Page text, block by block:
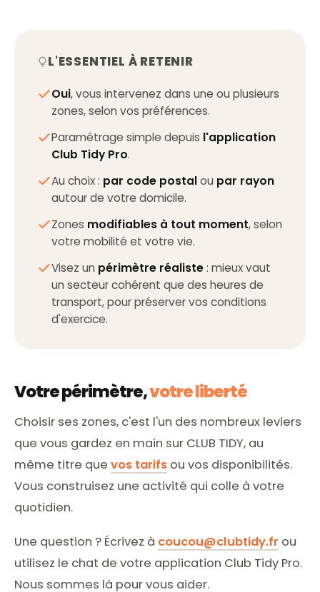
L'ESSENTIEL À RETENIR
Oui, vous intervenez dans une ou plusieurs
zones, selon vos préférences.
Paramétrage simple depuis l'application
Club Tidy Pro.
Au choix : par code postalou par rayon
autour de votre domicile.
Zones modifiables à tout moment, selon
votre mobilité et votre vie.
Visez un périmètre réaliste: mieux vaut
un secteur cohérent que des heures de
transport, pour préserver vos conditions
d'exercice.
Votre périmètre,votre liberté
Choisir ses zones, c'est l'un des nombreux leviers
que vous gardez en main sur CLUB TIDY, au
même titre que vos tarifs ou vos disponibilités.
Vous construisez une activité qui colle à votre
quotidien.
Une question ? Écrivez à coucou@clubtidy.fr ou
utilisez le chat de votre application Club Tidy Pro.
Nous sommes là pour vous aider.